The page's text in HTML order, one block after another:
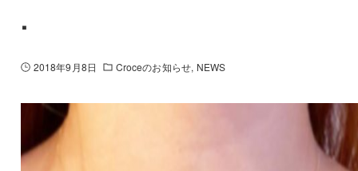
.
2018年9月8日 Croceのお知らせ NEWS